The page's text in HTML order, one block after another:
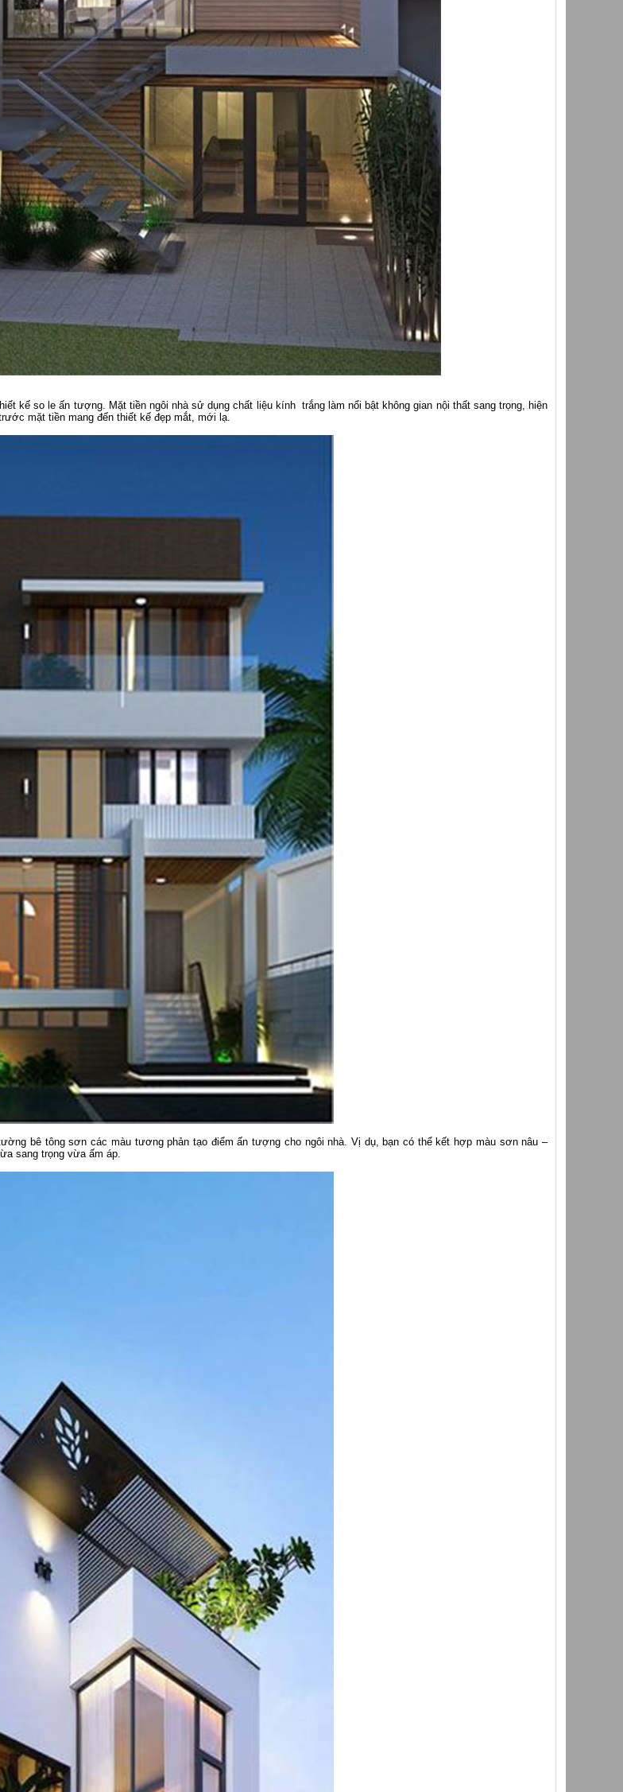
kế so le ấn tượng. Mặt tiền ngôi nhà sử dụng chất liệu kính trắng làm nổi bật không gian nội thất sang trọng, hiện
mặt tiền mang đến thiết kế đẹp mắt, mới lạ.
bê tông sơn các màu tương phản tạo điểm ấn tượng cho ngôi nhà. Vị dụ, bạn có thể kết hợp màu sơn nâu –
sang trọng vừa ấm áp.